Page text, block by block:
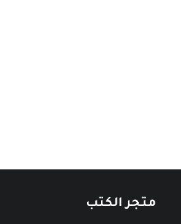
متجر الكتب